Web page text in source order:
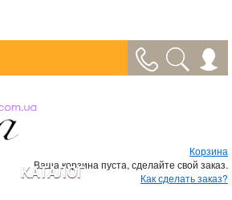
Корзина
Ваша корзина пуста, сделайте свой заказ.
Как сделать заказ?
КАТАЛОГ